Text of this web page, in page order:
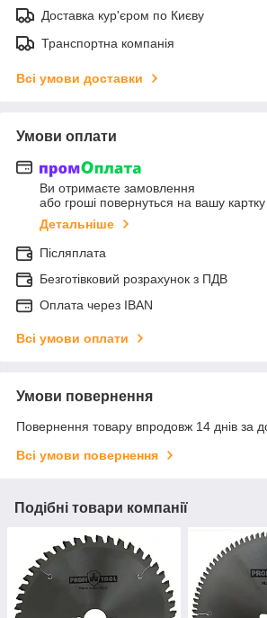
Доставка кур'єром по Києву
Транспортна компанія
Всі умови доставки
Умови оплати
Ви отримаєте замовлення
або гроші повернуться на вашу картку
Детальніше
Післяплата
Безготівковий розрахунок з ПДВ
Оплата через IBAN
Всі умови оплати
Умови повернення
Повернення товару впродовж 14 днів за
Всі умови повернення
Подібні товари компанії